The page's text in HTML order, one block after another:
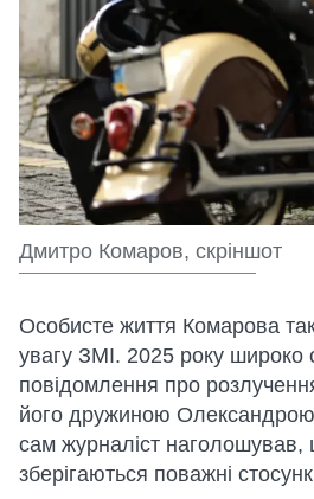
Дмитро Комаров, скріншот
Особисте життя Комарова
увагу ЗМІ. 2025 року широко
повідомлення про
його дружиною
сам журналіст
зберігаються поважні